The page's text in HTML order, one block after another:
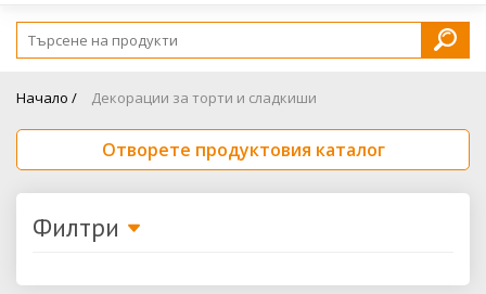
Начало / Декорации за торти и сладкиши
Отворете продуктовия каталог
Филтри